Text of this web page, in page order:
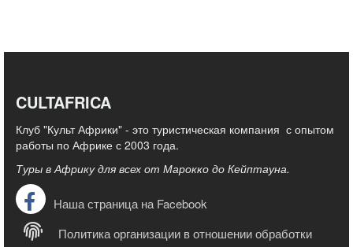
CULTAFRICA
Клуб "Культ Африки" - это туристическая компания с опытом
работы по Африке с 2003 года.
Туры в Африку для всех от Марокко до Кейптауна.
Наша страница на Facebook
Политика организации в отношении обработки